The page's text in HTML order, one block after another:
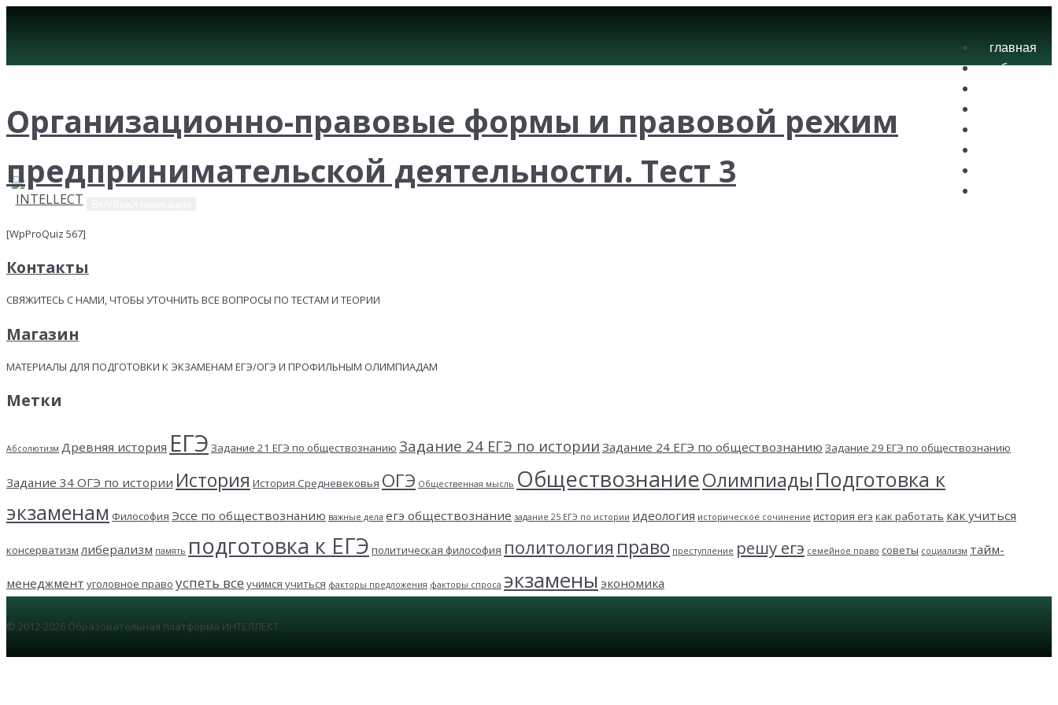
главная
блог
Организационно-правовые формы и правовой режим
предпринимательской деятельности. Тест 3
[WpProQuiz 567]
Контакты
СВЯЖИТЕСЬ С НАМИ, ЧТОБЫ УТОЧНИТЬ ВСЕ ВОПРОСЫ ПО ТЕСТАМ И ТЕОРИИ
Магазин
МАТЕРИАЛЫ ДЛЯ ПОДГОТОВКИ К ЭКЗАМЕНАМ ЕГЭ/ОГЭ И ПРОФИЛЬНЫМ ОЛИМПИАДАМ
Метки
Абсолютизм Древняя история ЕГЭ Задание 21 ЕГЭ по обществознанию Задание 24 ЕГЭ по истории Задание 24 ЕГЭ по обществознанию Задание 29 ЕГЭ по обществознанию
Задание 34 ОГЭ по истории История История Средневековья ОГЭ Общественная мысль ОбществознаниеОлимпиады Подготовка к
экзаменам Философия Эссе по обществознанию важные дела егэ обществознание задание 25 ЕГЭ по истории идеология историческое сочинение история егэ как работать как учиться
консерватизм либерализм память подготовка к ЕГЭ политическая философия политология право преступление решу егэ семейное право советы социализм тайм-
менеджмент уголовное право успеть все учимся учиться факторы предложения факторы спроса экзамены экономика
© 2012-2026 Образовательная платформа ИНТЕЛЛЕКТ.